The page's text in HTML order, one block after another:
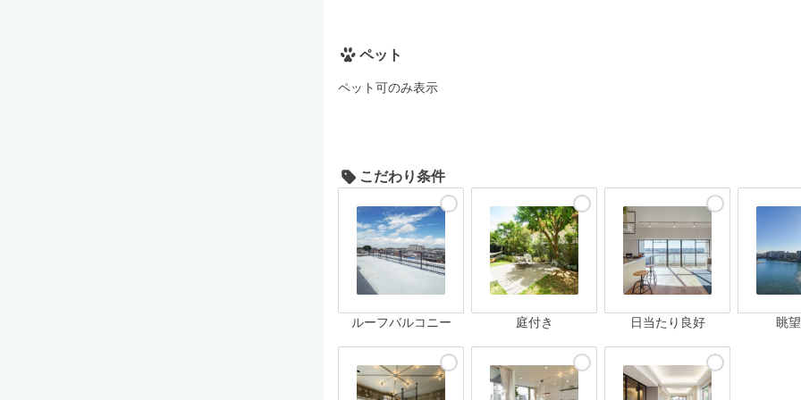
ペット
ペット可のみ表示
こだわり条件
ルーフバルコニー 庭付き 日当たり良好 眺